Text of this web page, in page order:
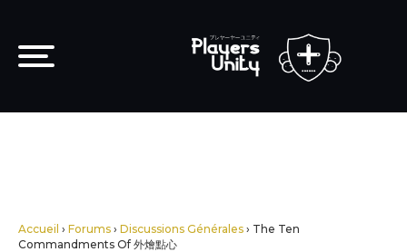
Accueil › Forums › Discussions Générales › The Ten
Commandments Of 外燴點心